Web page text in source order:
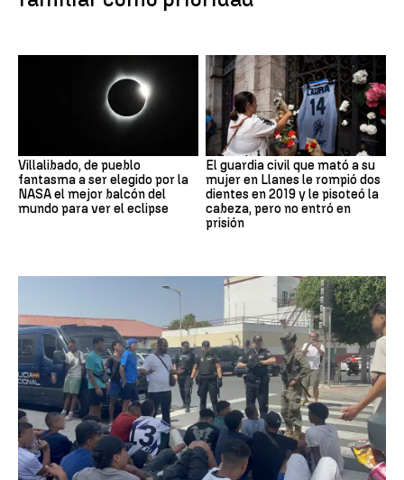
Villalibado, de pueblo
fantasma a ser elegido por la
NASA el mejor balcón del
mundo para ver el eclipse
El guardia civil que mató a su
mujer en Llanes le rompió dos
dientes en 2019 y le pisoteó la
cabeza, pero no entró en
prisión
Crisis migratoria